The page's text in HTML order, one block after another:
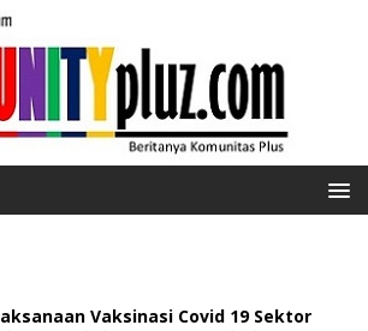
Vaksinasi Covid 19 Sektor